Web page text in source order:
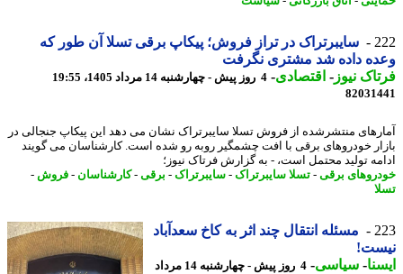
سایبرتراک در تراز فروش؛ پیکاپ برقی تسلا آن طور که
داده شد مشتری نگرفت
نیوز-اقتصادی-4 روز پیش - چهارشنبه 14 مرداد 1405، 19:55
منتشرشده از فروش تسلا سایبرتراک نشان می دهد این پیکاپ جنجالی در
خودروهای برقی با افت چشمگیر روبه رو شده است. کارشناسان می گویند
تولید محتمل است، - به گزارش فرتاک نیوز؛
برقی-تسلا سایبرتراک- سایبرتراک- برقی-کارشناسان-فروش -
مسئله انتقال چند اثر به کاخ سعدآباد
-سیاسی-
4 روز پیش - چهارشنبه 14 مرداد